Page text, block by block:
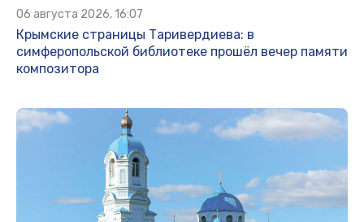
06 августа 2026, 16:07
Крымские страницы Таривердиева: в
симферопольской библиотеке прошёл вечер памяти
композитора